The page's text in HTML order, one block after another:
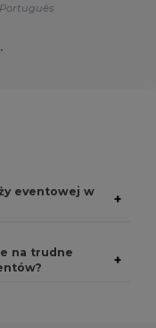
eventowej w
+
na trudne
+